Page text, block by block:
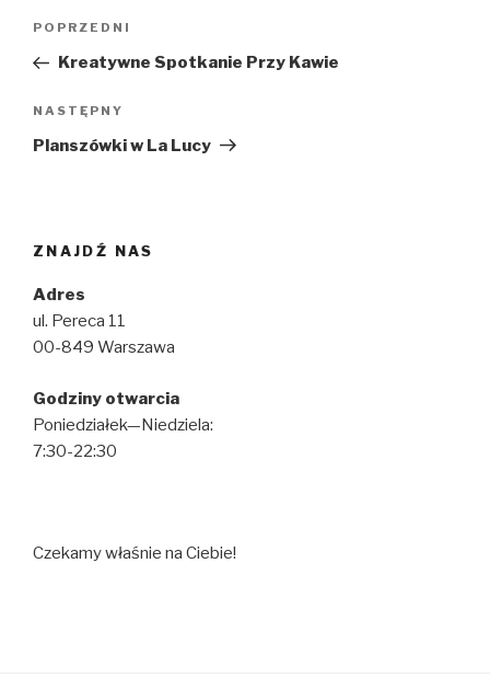
Poprzedni
wpis
POPRZEDNI
Kreatywne Spotkanie Przy Kawie
Następny
wpis
NASTĘPNY
Planszówki w La Lucy
ZNAJDŹ NAS
Adres
ul. Pereca 11
00-849 Warszawa
Godziny otwarcia
Poniedziałek—Niedziela:
7:30-22:30
Czekamy właśnie na Ciebie!